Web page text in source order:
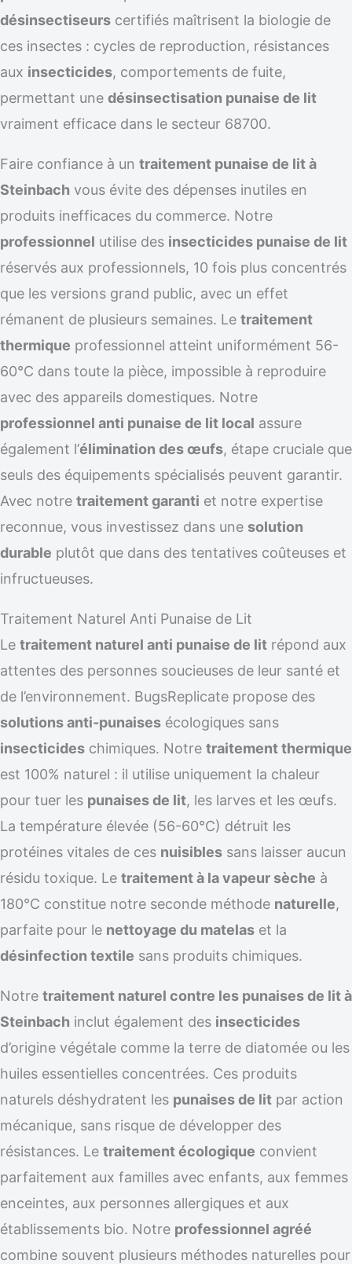
désinsectiseurs certifiés maîtrisent la biologie de
ces insectes : cycles de reproduction, résistances
aux insecticides, comportements de fuite,
permettant une désinsectisation punaise de lit
vraiment efficace dans le secteur 68700.
Faire confiance à un traitement punaise de lit à
Steinbach vous évite des dépenses inutiles en
produits inefficaces du commerce. Notre
professionnel utilise des insecticides punaise de lit
réservés aux professionnels, 10 fois plus concentrés
que les versions grand public, avec un effet
rémanent de plusieurs semaines. Le traitement
thermique professionnel atteint uniformément 56-
60°C dans toute la pièce, impossible à reproduire
avec des appareils domestiques. Notre
professionnel anti punaise de lit local assure
également l’élimination des œufs, étape cruciale que
seuls des équipements spécialisés peuvent garantir.
Avec notre traitement garanti et notre expertise
reconnue, vous investissez dans une solution
durable plutôt que dans des tentatives coûteuses et
infructueuses.
Traitement Naturel Anti Punaise de Lit
Le traitement naturel anti punaise de lit répond aux
attentes des personnes soucieuses de leur santé et
de l’environnement. BugsReplicate propose des
solutions anti-punaises écologiques sans
insecticides chimiques. Notre traitement thermique
est 100% naturel : il utilise uniquement la chaleur
pour tuer les punaises de lit, les larves et les œufs.
La température élevée (56-60°C) détruit les
protéines vitales de ces nuisibles sans laisser aucun
résidu toxique. Le traitement à la vapeur sèche à
180°C constitue notre seconde méthode naturelle,
parfaite pour le nettoyage du matelas et la
désinfection textile sans produits chimiques.
Notre traitement naturel contre les punaises de lit à
Steinbach inclut également des insecticides
d’origine végétale comme la terre de diatomée ou les
huiles essentielles concentrées. Ces produits
naturels déshydratent les punaises de lit par action
mécanique, sans risque de développer des
résistances. Le traitement écologique convient
parfaitement aux familles avec enfants, aux femmes
enceintes, aux personnes allergiques et aux
établissements bio. Notre professionnel agréé
combine souvent plusieurs méthodes naturelles pour